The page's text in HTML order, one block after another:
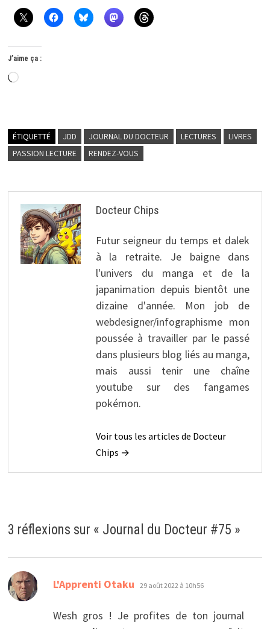
J’aime ça :
Chargement…
ÉTIQUETTÉ JDD JOURNAL DU DOCTEUR LECTURES
LIVRES
PASSION LECTURE
RENDEZ-VOUS
Docteur Chips
Futur seigneur du temps et dalek
à la retraite. Je baigne dans
l'univers du manga et de la
japanimation depuis bientôt une
dizaine d'année. Mon job de
webdesigner/infographisme mon
poussée à travailler par le passé
dans plusieurs blog liés au manga,
mais aussi tenir une chaîne
youtube sur des fangames
pokémon.
Voir tous les articles de Docteur
Chips →
3 réflexions sur « Journal du Docteur #75 »
L'Apprenti Otaku dit :
29 août 2022 à 10h56
Wesh gros ! Je profites de ton journal